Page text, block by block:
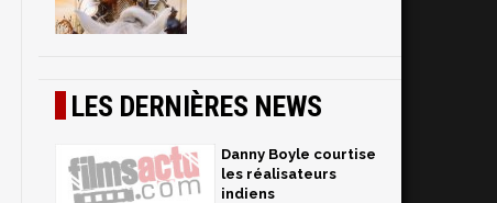
LES DERNIÈRES NEWS
Danny Boyle courtise
les réalisateurs
indiens